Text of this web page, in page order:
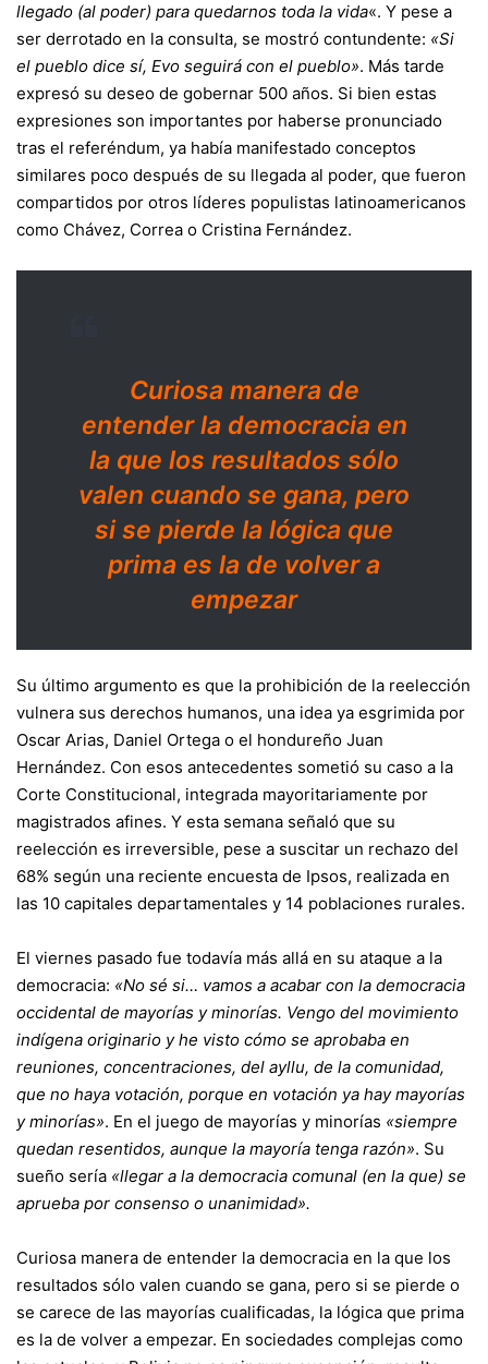
llegado (al poder) para quedarnos toda la vida«. Y pese a
ser derrotado en la consulta, se mostró contundente: «Si
el pueblo dice sí, Evo seguirá con el pueblo». Más tarde
expresó su deseo de gobernar 500 años. Si bien estas
expresiones son importantes por haberse pronunciado
tras el referéndum, ya había manifestado conceptos
similares poco después de su llegada al poder, que fueron
compartidos por otros líderes populistas latinoamericanos
como Chávez, Correa o Cristina Fernández.
Curiosa manera de
entender la democracia en
la que los resultados sólo
valen cuando se gana, pero
si se pierde la lógica que
prima es la de volver a
empezar
Su último argumento es que la prohibición de la reelección
vulnera sus derechos humanos, una idea ya esgrimida por
Oscar Arias, Daniel Ortega o el hondureño Juan
Hernández. Con esos antecedentes sometió su caso a la
Corte Constitucional, integrada mayoritariamente por
magistrados afines. Y esta semana señaló que su
reelección es irreversible, pese a suscitar un rechazo del
68% según una reciente encuesta de Ipsos, realizada en
las 10 capitales departamentales y 14 poblaciones rurales.
El viernes pasado fue todavía más allá en su ataque a la
democracia: «No sé si… vamos a acabar con la democracia
occidental de mayorías y minorías. Vengo del movimiento
indígena originario y he visto cómo se aprobaba en
reuniones, concentraciones, del ayllu, de la comunidad,
que no haya votación, porque en votación ya hay mayorías
y minorías». En el juego de mayorías y minorías «siempre
quedan resentidos, aunque la mayoría tenga razón». Su
sueño sería «llegar a la democracia comunal (en la que) se
aprueba por consenso o unanimidad».
Curiosa manera de entender la democracia en la que los
resultados sólo valen cuando se gana, pero si se pierde o
se carece de las mayorías cualificadas, la lógica que prima
es la de volver a empezar. En sociedades complejas como